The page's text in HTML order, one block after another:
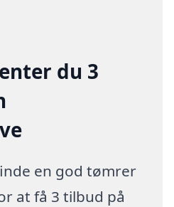
du 3
en god tømrer
at få 3 tilbud på